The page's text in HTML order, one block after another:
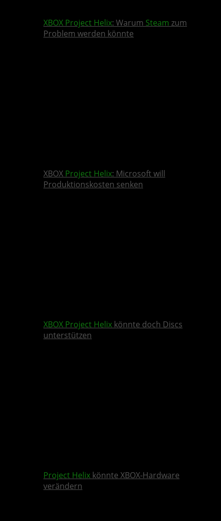
XBOX Project Helix: Warum Steam zum
Problem werden könnte
XBOX Project Helix: Microsoft will
Produktionskosten senken
XBOX Project Helix könnte doch Discs
unterstützen
Project Helix könnte XBOX-Hardware
verändern